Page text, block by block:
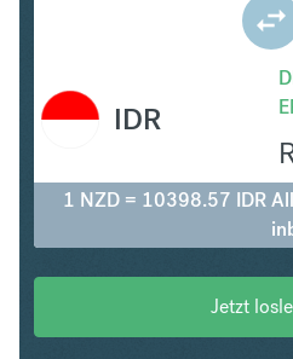
IDR
1 NZD = 10398.57 IDR
Jetzt